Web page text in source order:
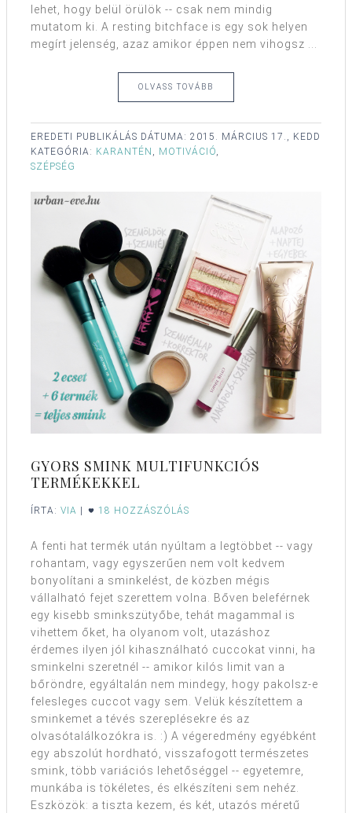
lehet, hogy belül örülök -- csak nem mindig
mutatom ki. A resting bitchface is egy sok helyen
megírt jelenség, azaz amikor éppen nem vihogsz ...
OLVASS TOVÁBB
EREDETI PUBLIKÁLÁS DÁTUMA: 2015. MÁRCIUS 17., KEDD
KATEGÓRIA: KARANTÉN , MOTIVÁCIÓ,
SZÉPSÉG
GYORS SMINK MULTIFUNKCIÓS
TERMÉKEKKEL
ÍRTA: VIA 18 HOZZÁSZÓLÁS
A fenti hat termék után nyúltam a legtöbbet -- vagy
rohantam, vagy egyszerűen nem volt kedvem
bonyolítani a sminkelést, de közben mégis
vállalható fejet szerettem volna. Bőven beleférnek
egy kisebb sminkszütyőbe, tehát magammal is
vihettem őket, ha olyanom volt, utazáshoz
érdemes ilyen jól kihasználható cuccokat vinni, ha
sminkelni szeretnél -- amikor kilós limit van a
bőröndre, egyáltalán nem mindegy, hogy pakolsz-e
felesleges cuccot vagy sem. Velük készítettem a
sminkemet a tévés szereplésekre és az
olvasótalálkozókra is. :) A végeredmény egyébként
egy abszolút hordható, visszafogott természetes
smink, több variációs lehetőséggel -- egyetemre,
munkába is tökéletes, és elkészíteni sem nehéz.
Eszközök: a tiszta kezem, és két, utazós méretű